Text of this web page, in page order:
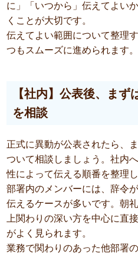
に」「いつから」伝えてよい
くことが大切です。
伝えてよい範囲について整理
つもスムーズに進められます。
【社内】公表後、まず
を相談
正式に異動が公表されたら、
ついて相談しましょう。社内
性によって伝える順番を整理
部署内のメンバーには、辞令
伝えるケースが多いです。朝
上関わりの深い方を中心に直
がよく見られます。
業務で関わりのあった他部署